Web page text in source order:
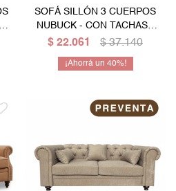
SOFÁ SILLÓN 3 CUERPOS
NUBUCK - CON TACHAS -
CHOCOLATE
$ 22.061 $ 37.140
40